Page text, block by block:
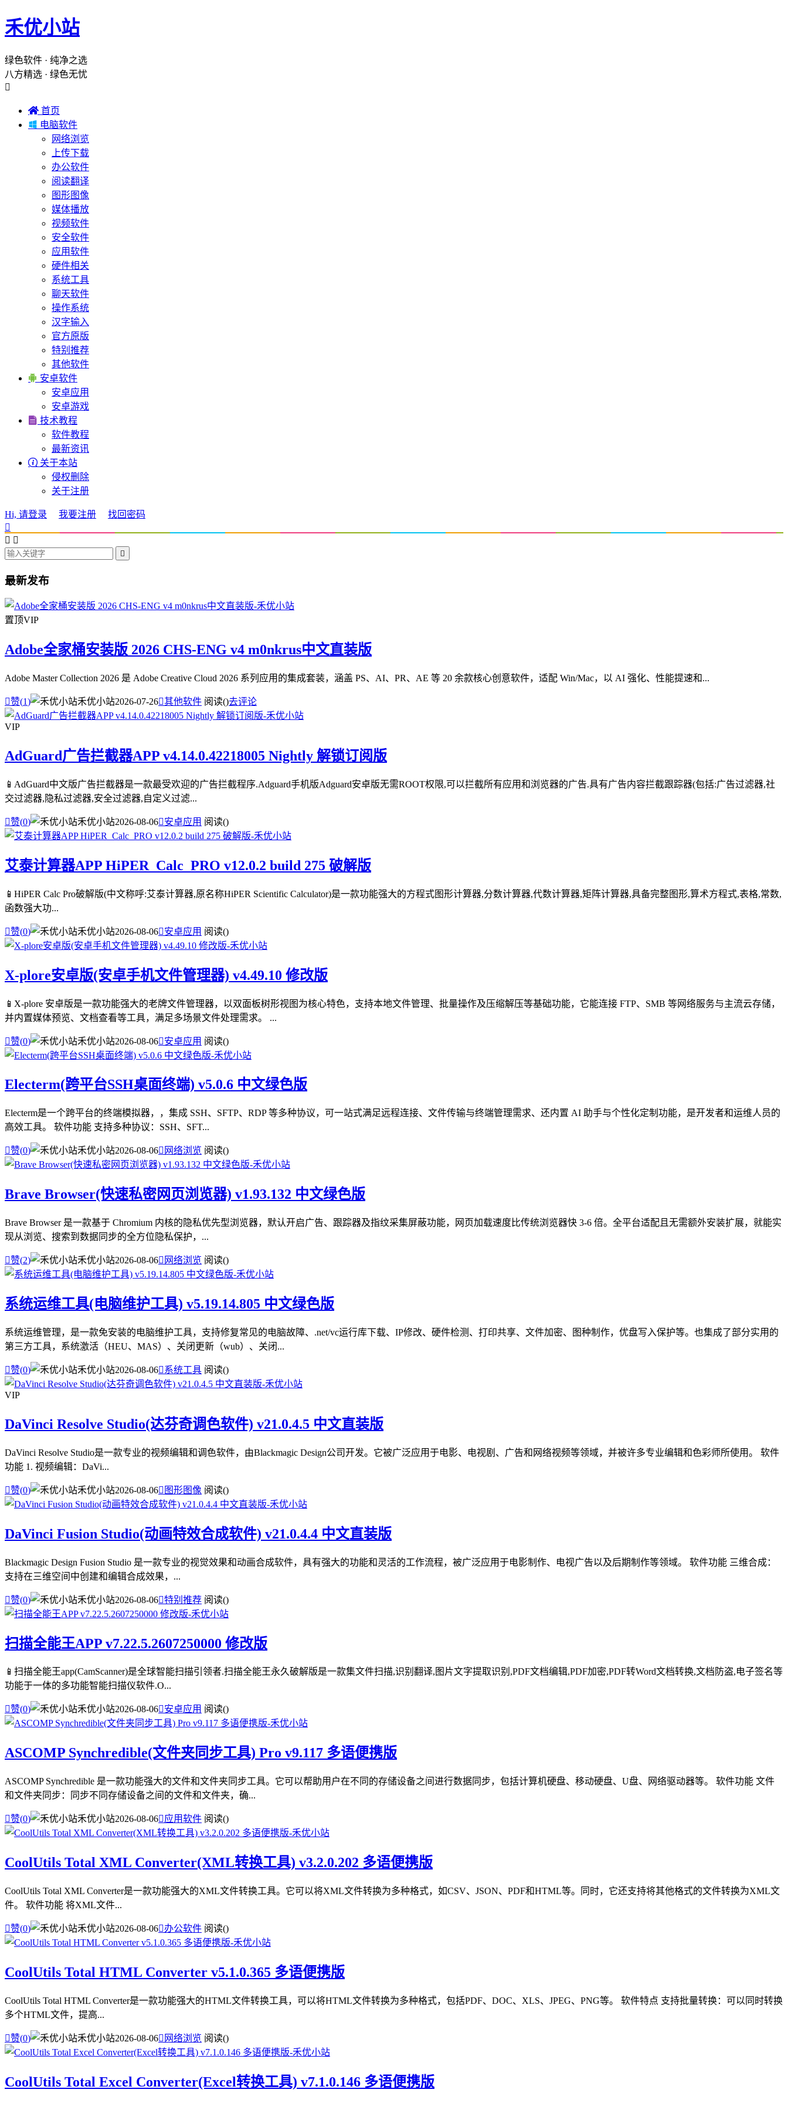
禾优小站
绿色软件 · 纯净之选
八方精选 · 绿色无忧

 首页
 电脑软件
网络浏览
上传下载
办公软件
阅读翻译
图形图像
媒体播放
视频软件
安全软件
应用软件
硬件相关
系统工具
聊天软件
操作系统
汉字输入
官方原版
特别推荐
其他软件
 安卓软件
安卓应用
安卓游戏
 技术教程
软件教程
最新资讯
 关于本站
侵权删除
关于注册
Hi, 请登录 我要注册
找回密码

 

最新发布
置顶VIP
Adobe全家桶安装版 2026 CHS-ENG v4 m0nkrus中文直装版
Adobe Master Collection 2026 是 Adobe Creative Cloud 2026 系列应用的集成套装，涵盖 PS、AI、PR、AE 等 20 余款核心创意软件，适配 Win/Mac，以 AI 强化、性能提速和...
赞(1) 禾优小站2026-07-26其他软件 阅读()去评论
VIP
AdGuard广告拦截器APP v4.14.0.42218005 Nightly 解锁订阅版
📱AdGuard中文版广告拦截器是一款最受欢迎的广告拦截程序.Adguard手机版Adguard安卓版无需ROOT权限,可以拦截所有应用和浏览器的广告.具有广告内容拦截跟踪器(包括:广告过滤器,社
交过滤器,隐私过滤器,安全过滤器,自定义过滤...
赞(0) 禾优小站2026-08-06安卓应用 阅读()
艾泰计算器APP HiPER_Calc_PRO v12.0.2 build 275 破解版
📱HiPER Calc Pro破解版(中文称呼:艾泰计算器,原名称HiPER Scientific Calculator)是一款功能强大的方程式图形计算器,分数计算器,代数计算器,矩阵计算器,具备完整图形,算术方程式,表格,常数,
函数强大功...
赞(0) 禾优小站2026-08-06安卓应用 阅读()
X-plore安卓版(安卓手机文件管理器) v4.49.10 修改版
📱X-plore 安卓版是一款功能强大的老牌文件管理器，以双面板树形视图为核心特色，支持本地文件管理、批量操作及压缩解压等基础功能，它能连接 FTP、SMB 等网络服务与主流云存储，
并内置媒体预览、文档查看等工具，满足多场景文件处理需求。 ...
赞(0) 禾优小站2026-08-06安卓应用 阅读()
Electerm(跨平台SSH桌面终端) v5.0.6 中文绿色版
Electerm是一个跨平台的终端模拟器，，集成 SSH、SFTP、RDP 等多种协议，可一站式满足远程连接、文件传输与终端管理需求、还内置 AI 助手与个性化定制功能，是开发者和运维人员的
高效工具。 软件功能 支持多种协议：SSH、SFT...
赞(0) 禾优小站2026-08-06 网络浏览 阅读()
Brave Browser(快速私密网页浏览器) v1.93.132 中文绿色版
Brave Browser 是一款基于 Chromium 内核的隐私优先型浏览器，默认开启广告、跟踪器及指纹采集屏蔽功能，网页加载速度比传统浏览器快 3-6 倍。全平台适配且无需额外安装扩展，就能实
现从浏览、搜索到数据同步的全方位隐私保护，...
赞(2) 禾优小站2026-08-06 网络浏览 阅读()
系统运维工具(电脑维护工具) v5.19.14.805 中文绿色版
系统运维管理，是一款免安装的电脑维护工具，支持修复常见的电脑故障、.net/vc运行库下载、IP修改、硬件检测、打印共享、文件加密、图种制作，优盘写入保护等。也集成了部分实用的
第三方工具，系统激活（HEU、MAS）、关闭更新（wub）、关闭...
赞(0) 禾优小站2026-08-06系统工具 阅读()
VIP
DaVinci Resolve Studio(达芬奇调色软件) v21.0.4.5 中文直装版
DaVinci Resolve Studio是一款专业的视频编辑和调色软件，由Blackmagic Design公司开发。它被广泛应用于电影、电视剧、广告和网络视频等领域，并被许多专业编辑和色彩师所使用。 软件
功能 1. 视频编辑：DaVi...
赞(0) 禾优小站2026-08-06 图形图像 阅读()
DaVinci Fusion Studio(动画特效合成软件) v21.0.4.4 中文直装版
Blackmagic Design Fusion Studio 是一款专业的视觉效果和动画合成软件，具有强大的功能和灵活的工作流程，被广泛应用于电影制作、电视广告以及后期制作等领域。 软件功能 三维合成：
支持在三维空间中创建和编辑合成效果，...
赞(0) 禾优小站2026-08-06特别推荐 阅读()
扫描全能王APP v7.22.5.2607250000 修改版
📱扫描全能王app(CamScanner)是全球智能扫描引领者.扫描全能王永久破解版是一款集文件扫描,识别翻译,图片文字提取识别,PDF文档编辑,PDF加密,PDF转Word文档转换,文档防盗,电子签名等
功能于一体的多功能智能扫描仪软件.O...
赞(0) 禾优小站2026-08-06安卓应用 阅读()
ASCOMP Synchredible(文件夹同步工具) Pro v9.117 多语便携版
ASCOMP Synchredible 是一款功能强大的文件和文件夹同步工具。它可以帮助用户在不同的存储设备之间进行数据同步，包括计算机硬盘、移动硬盘、U盘、网络驱动器等。 软件功能 文件
和文件夹同步：同步不同存储设备之间的文件和文件夹，确...
赞(0) 禾优小站2026-08-06应用软件 阅读()
CoolUtils Total XML Converter(XML转换工具) v3.2.0.202 多语便携版
CoolUtils Total XML Converter是一款功能强大的XML文件转换工具。它可以将XML文件转换为多种格式，如CSV、JSON、PDF和HTML等。同时，它还支持将其他格式的文件转换为XML文
件。 软件功能 将XML文件...
赞(0) 禾优小站2026-08-06办公软件 阅读()
CoolUtils Total HTML Converter v5.1.0.365 多语便携版
CoolUtils Total HTML Converter是一款功能强大的HTML文件转换工具，可以将HTML文件转换为多种格式，包括PDF、DOC、XLS、JPEG、PNG等。 软件特点 支持批量转换：可以同时转换
多个HTML文件，提高...
赞(0) 禾优小站2026-08-06 网络浏览 阅读()
CoolUtils Total Excel Converter(Excel转换工具) v7.1.0.146 多语便携版